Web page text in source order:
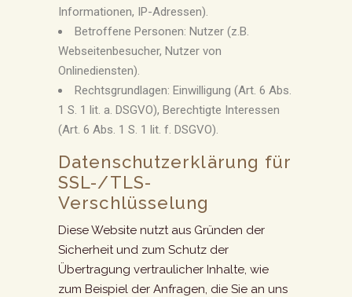
Informationen, IP-Adressen).
Betroffene Personen: Nutzer (z.B.
Webseitenbesucher, Nutzer von
Onlinediensten).
Rechtsgrundlagen: Einwilligung (Art. 6 Abs.
1 S. 1 lit. a. DSGVO), Berechtigte Interessen
(Art. 6 Abs. 1 S. 1 lit. f. DSGVO).
Datenschutzerklärung für
SSL-/TLS-
Verschlüsselung
Diese Website nutzt aus Gründen der
Sicherheit und zum Schutz der
Übertragung vertraulicher Inhalte, wie
zum Beispiel der Anfragen, die Sie an uns